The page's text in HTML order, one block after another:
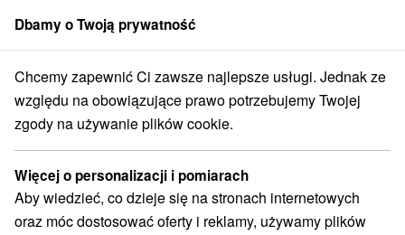
członek grupySorger
na Słowacji Tarcze Stredné Slovensko Žilinský kraj Zuberec
Tarcze Zuberec a v okolí
Kategorie
Wszystkie kategorie
Kolejki linowe(1)
Dbamy o Twoją prywatność
Chcemy zapewnić Ci zawsze najlepsze usługi. Jednak ze
względu na obowiązujące prawo potrzebujemy Twojej
zgody na używanie plików cookie.
Więcej o personalizacji i pomiarach
Aby wiedzieć, co dzieje się na stronach internetowych
oraz móc dostosować oferty i reklamy, używamy plików